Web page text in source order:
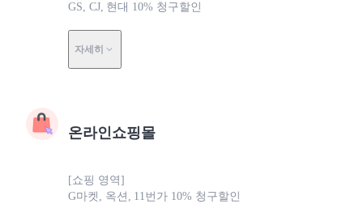
GS, CJ, 현대 10% 청구할인
자세히
온라인쇼핑몰
[쇼핑 영역]
G마켓, 옥션, 11번가 10% 청구할인